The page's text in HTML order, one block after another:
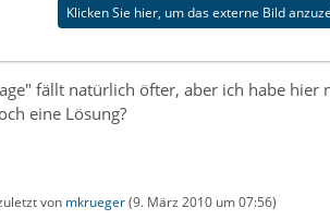
Klicken Sie hier, um das externe Bild
fällt natürlich öfter, aber ich habe hier
eine Lösung?
von mkrueger(9. März 2010 um 07:56)